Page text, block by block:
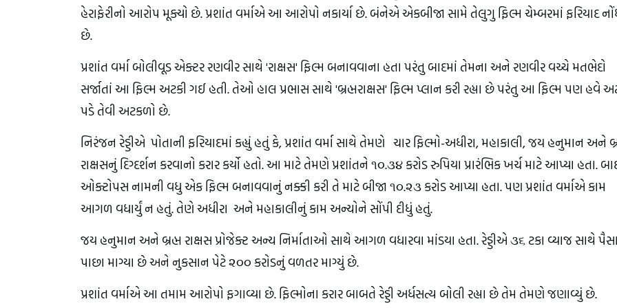
હેરાફેરીનો આરોપ મૂક્યો છે. પ્રશાંત વર્માએ આ આરોપો નકાર્યા છે. બંનેએ એકબીજા સામે તેલુગુ ફિલ્મ ચેમ્બરમાં ફરિયાદ
છે.
પ્રશાંત વર્મા બોલીવૂડ એક્ટર રણવીર સાથે 'રાક્ષસ' ફિલ્મ બનાવવાના હતા પરંતુ બાદમાં તેમના અને રણવીર વચ્ચે મતભેદો
સર્જાતાં આ ફિલ્મ અટકી ગઈ હતી. તેઓ હાલ પ્રભાસ સાથે 'બ્રહ્મરાક્ષસ' ફિલ્મ પ્લાન કરી રહ્યા છે પરંતુ આ ફિલ્મ પણ હવે
પડે તેવી અટકળો છે.
નિરંજન રેડ્ડીએ પોતાની ફરિયાદમાં કહ્યું હતું કે, પ્રશાંત વર્મા સાથે તેમણે ચાર ફિલ્મો-અધીરા, મહાકાલી, જય હનુમાન અને
રાક્ષસનું દિગ્દર્શન કરવાનો કરાર કર્યો હતો. આ માટે તેમણે પ્રશાંતને ૧૦.૩૪ કરોડ રુપિયા પ્રારંભિક ખર્ચ માટે આપ્યા હતા.
ઓક્ટોપસ નામની વધુ એક ફિલ્મ બનાવવાનું નક્કી કરી તે માટે બીજા ૧૦.૨૩ કરોડ આપ્યા હતા. પણ પ્રશાંત વર્માએ કામ
આગળ વધાર્યું ન હતું. તેણે અધીરા અને મહાકાલીનું કામ અન્યોને સોંપી દીધું હતું.
જય હનુમાન અને બ્રહ્મ રાક્ષસ પ્રોજેક્ટ અન્ય નિર્માતાઓ સાથે આગળ વધારવા માંડયા હતા. રેડ્ડીએ ૩૬ ટકા વ્યાજ સાથે પૈસા
પાછા માગ્યા છે અને નુકસાન પેટે ૨૦૦ કરોડનું વળતર માગ્યું છે.
પ્રશાંત વર્માએ આ તમામ આરોપો ફગાવ્યા છે. ફિલ્મોના કરાર બાબતે રેડ્ડી અર્ધસત્ય બોલી રહ્યા છે તેમ તેમણે જણાવ્યું છે.